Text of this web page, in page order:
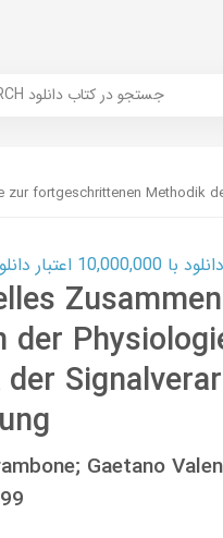
SEARCH جستجو در کتاب دانلود
fortgeschrittenen Methodik
کتاب! کلیک کنید
der
Gaetano